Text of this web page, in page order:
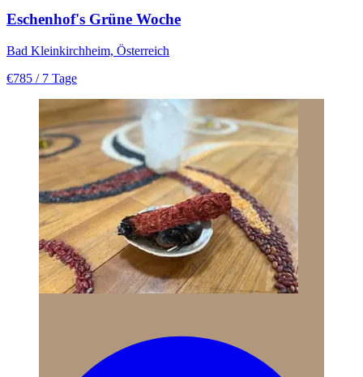
Eschenhof's Grüne Woche
Bad Kleinkirchheim, Österreich
€785 / 7 Tage